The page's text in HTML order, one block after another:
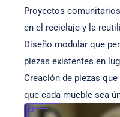
Proyectos
en el reciclaje y la
Diseño modular que
piezas existentes en
Creación de piezas
que cada mueble sea